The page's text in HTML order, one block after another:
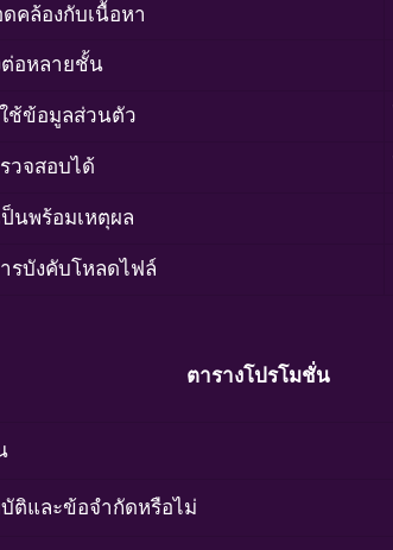
คล้องกับเนื้อหา
ต่อหลายชั้น
ช้ข้อมูลส่วนตัว
วจสอบได้
นพร้อมเหตุผล
รบังคับโหลดไฟล์
ตารางโปรโมชั่น
ติและข้อจำกัดหรือไม่